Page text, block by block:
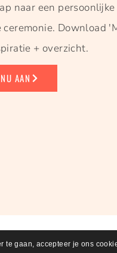
te gaan, accepteer je ons
naar een persoonlijke
Download
+ overzicht.
AAN